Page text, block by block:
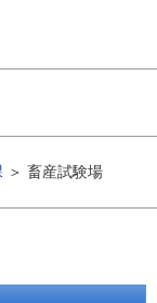
＞ 畜産試験場